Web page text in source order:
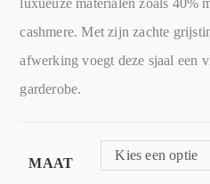
luxueuze materialen zoals 40%
cashmere. Met zijn zachte
afwerking voegt deze sjaal een
garderobe.
MAAT
Kies een optie